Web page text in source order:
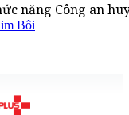
năng Công an
Bôi